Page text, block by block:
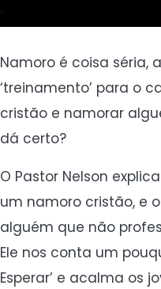
Namoro é coisa séria,
‘treinamento’ para o
cristão e namorar
dá certo?
O Pastor Nelson
um namoro cristão, e
alguém que não
Ele nos conta um
Esperar’ e acalma os